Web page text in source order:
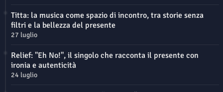
Titta: la musica come spazio di incontro, tra storie senza
filtri e la bellezza del presente
27 luglio
Relief: "Eh No!", il singolo che racconta il presente con
ironia e autenticità
24 luglio